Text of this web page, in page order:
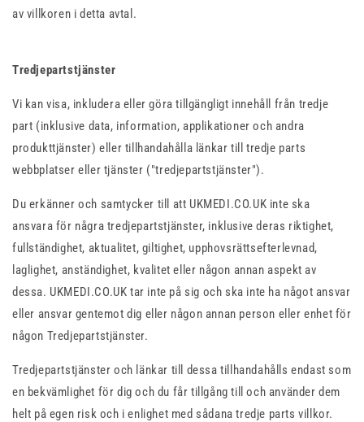
av villkoren i detta avtal.
Tredjepartstjänster
Vi kan visa, inkludera eller göra tillgängligt innehåll från tredje
part (inklusive data, information, applikationer och andra
produkttjänster) eller tillhandahålla länkar till tredje parts
webbplatser eller tjänster ("tredjepartstjänster").
Du erkänner och samtycker till att UKMEDI.CO.UK inte ska
ansvara för några tredjepartstjänster, inklusive deras riktighet,
fullständighet, aktualitet, giltighet, upphovsrättsefterlevnad,
laglighet, anständighet, kvalitet eller någon annan aspekt av
dessa. UKMEDI.CO.UK tar inte på sig och ska inte ha något ansvar
eller ansvar gentemot dig eller någon annan person eller enhet för
någon Tredjepartstjänster.
Tredjepartstjänster och länkar till dessa tillhandahålls endast som
en bekvämlighet för dig och du får tillgång till och använder dem
helt på egen risk och i enlighet med sådana tredje parts villkor.